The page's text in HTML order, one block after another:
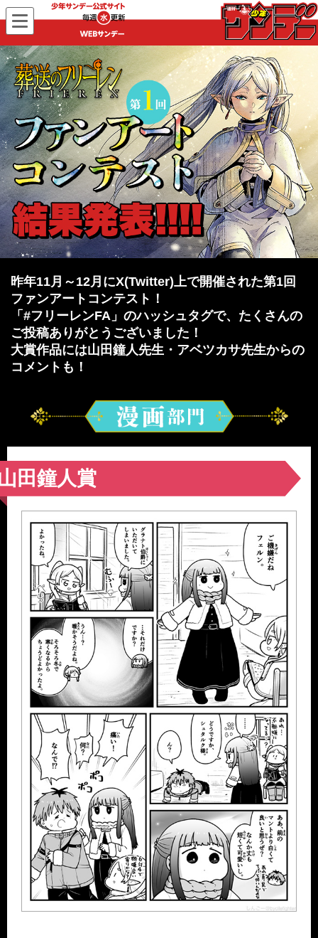
WEBサンデー
昨年11月～12月にX(Twitter)上で開催された第1回
ファンアートコンテスト！
「#フリーレンFA」のハッシュタグで、たくさんの
ご投稿ありがとうございました！
大賞作品には山田鐘人先生・アベツカサ先生からの
コメントも！
田鐘人賞